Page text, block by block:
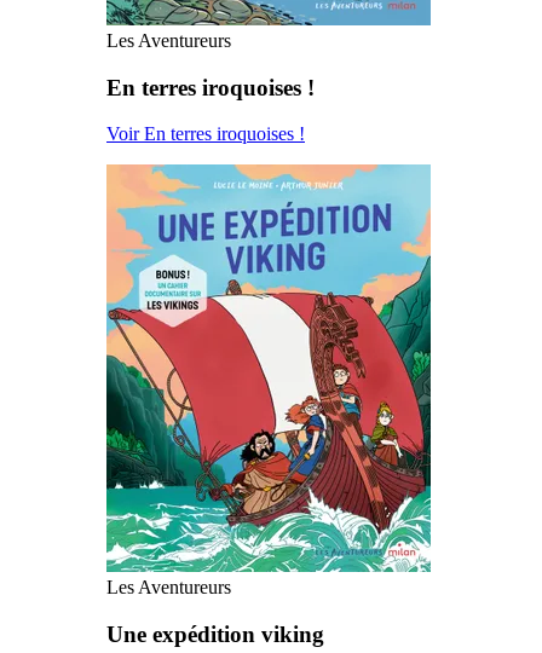
Les Aventureurs
En terres iroquoises !
Voir En terres iroquoises !
Les Aventureurs
Une expédition viking